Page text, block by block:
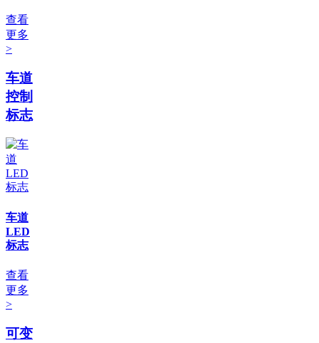
查看
更多
>
车道
控制
标志
车道
LED
标志
查看
更多
>
可变